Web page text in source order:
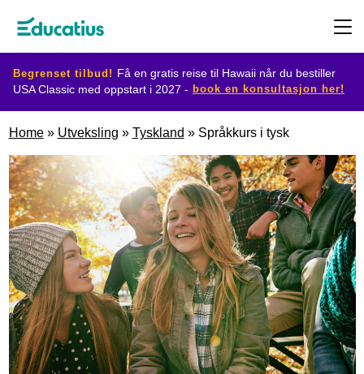
Begrenset tilbud! Få en gratis reise til Hawaii når du bestiller
USA Classic med oppstart i 2027 - book en konsultasjon her!
Utvekslingsprogram
Planlegg
din
utveksling
Bli
vertsfamilie
Home» Utveksling » Tyskland » Språkkurs i tysk